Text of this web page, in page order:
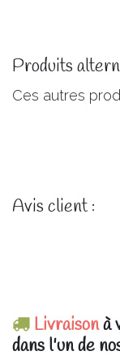
Produits
Ces autres
Avis client :
Livraisonà
dans l'un de